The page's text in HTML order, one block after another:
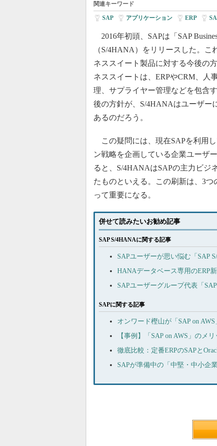
関連キーワード
SAP アプリケーション ERP
2016年初頭、SAPは「SAP
（S/4HANA）をリリースした。
ネススイート製品に対する今後の
ネススイートは、ERPやCRM、人
理、サプライヤー管理などを包含
後の方針が、S/4HANAはユーザー
あるのだろう。
この疑問には、現在SAPを利用
ン戦略を企画している企業ユーザ
ると、S/4HANAはSAPの主力ビジ
たものといえる。この刷新は、3
って重要になる。
併せて読みたいお勧め記事
SAP S/4HANAに関する記事
SAPユーザーが思い悩む「SAP
HANAデータベース専用のERP
SAPユーザーグループ代表「
SAPに関する記事
オンワード樫山が「SAP on
【事例】「SAP on AWS」の
徹底比較：定番ERPのSAPと
SAPが準備中の「中堅・中小企